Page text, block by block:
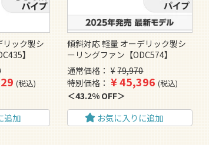
リック製シ
】
税込
追加
傾斜対応 軽量 オーデリック製シ
ーリングファン【ODC574】
通常価格
¥ 79,970
特別価格
¥45,396 税込
43.2% OFF
お気に入りに追加